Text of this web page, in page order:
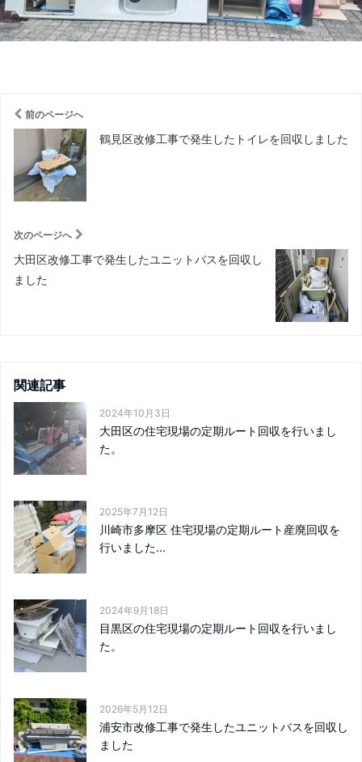
前のページへ
鶴見区改修工事で発生したトイレを回収しました
次のページへ
大田区改修工事で発生したユニットバスを回収し
ました
関連記事
2024年10月3日
大田区の住宅現場の定期ルート回収を行いまし
た。
2025年7月12日
川崎市多摩区 住宅現場の定期ルート産廃回収を
行いました...
2024年9月18日
目黒区の住宅現場の定期ルート回収を行いまし
た。
2026年5月12日
浦安市改修工事で発生したユニットバスを回収し
ました